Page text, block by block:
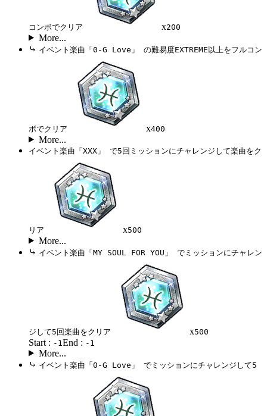
コンボでクリア x200
More...
⤷ イベント楽曲「0-G Love」 の難易度EXTREME以上をフルコン
ボでクリア x400
More...
イベント楽曲「XXX」 で5回ミッションにチャレンジして楽曲をク
リア x500
More...
⤷ イベント楽曲「MY SOUL FOR YOU」 でミッションにチャレン
ジして5回楽曲をクリア x500
Start : -1 End : -1
More...
⤷ イベント楽曲「0-G Love」 でミッションにチャレンジして5